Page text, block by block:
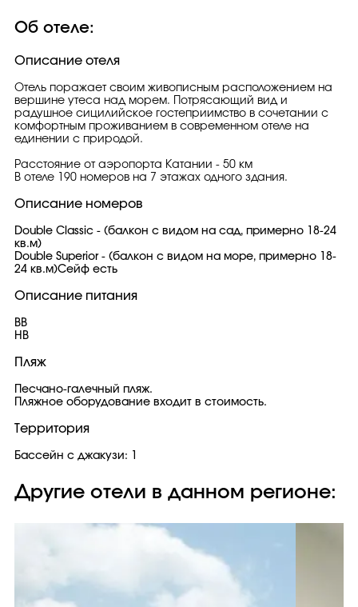
Об отеле:
Описание отеля
Отель поражает своим живописным расположением на
вершине утеса над морем. Потрясающий вид и
радушное сицилийское гостеприимство в сочетании с
комфортным проживанием в современном отеле на
единении с природой.
Расстояние от аэропорта Катании - 50 км
В отеле 190 номеров на 7 этажах одного здания.
Описание номеров
Double Classic - (балкон с видом на сад, примерно 18-24
кв.м)
Double Superior - (балкон с видом на море, примерно 18-
24 кв.м)Сейф есть
Описание питания
BB
HB
Пляж
Песчано-галечный пляж.
Пляжное оборудование входит в стоимость.
Территория
Бассейн с джакузи: 1
Другие отели в данном регионе: